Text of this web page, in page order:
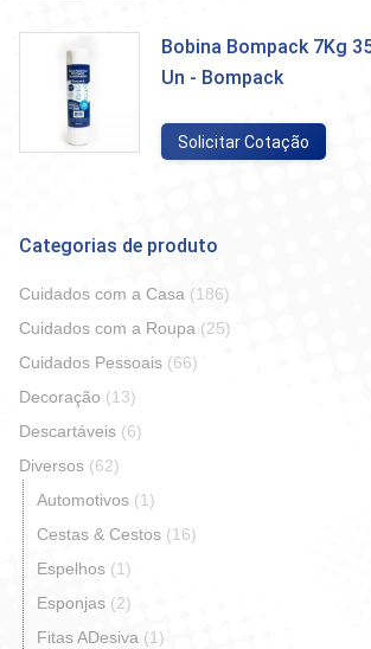
Bobina Bompack 7Kg
Un - Bompack
Solicitar Cotação
Categorias de produto
Cuidados com a Casa (186)
Cuidados com a Roupa (25)
Cuidados Pessoais (66)
Decoração (13)
Descartáveis (6)
Diversos (62)
Automotivos (1)
Cestas & Cestos (16)
Espelhos (1)
Esponjas (2)
Fitas ADesiva (1)